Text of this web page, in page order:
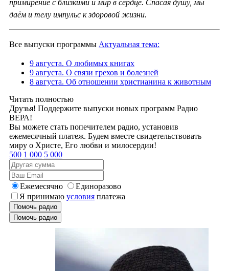
примирение с близкими и мир в сердце. Спасая душу, мы
даём и телу импульс к здоровой жизни.
Все выпуски программы Актуальная тема:
9 августа. О любимых книгах
9 августа. О связи грехов и болезней
8 августа. Об отношении христианина к животным
Читать полностью
Друзья! Поддержите выпуски новых программ Радио
ВЕРА!
Вы можете стать попечителем радио, установив
ежемесячный платеж. Будем вместе свидетельствовать
миру о Христе, Его любви и милосердии!
500 1 000 5 000
Ежемесячно
Единоразово
Я принимаю условия платежа
Помочь радио
Помочь радио